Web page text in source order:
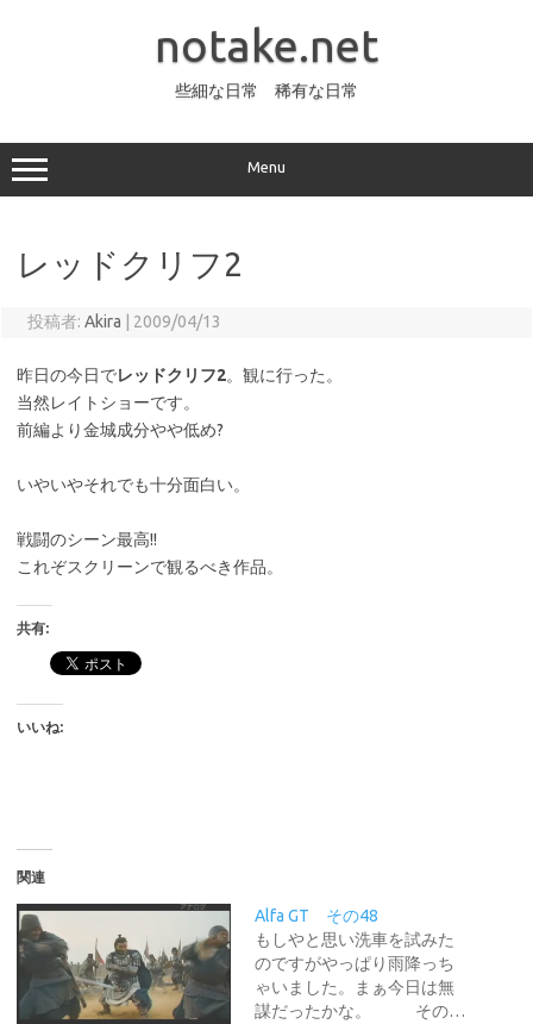
ッ
プ
notake.net
些細な日常 稀有な日常
Menu
レッドクリフ2
投稿者: Akira 2009/04/13
昨日の今日でレッドクリフ2。観に行った。
当然レイトショーです。
前編より金城成分やや低め?
いやいやそれでも十分面白い。
戦闘のシーン最高!!
これぞスクリーンで観るべき作品。
共有:
いいね:
関連
Alfa GT その48
もしやと思い洗車を試みた
のですがやっぱり雨降っち
ゃいました。まぁ今日は無
謀だったかな。 その…